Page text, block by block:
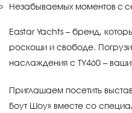
Незабываемых моментов с
Eastar Yachts – бренд,
роскоши и свободе.
наслаждения с TY460 –
Приглашаем посетить
Боут Шоу» вместе со